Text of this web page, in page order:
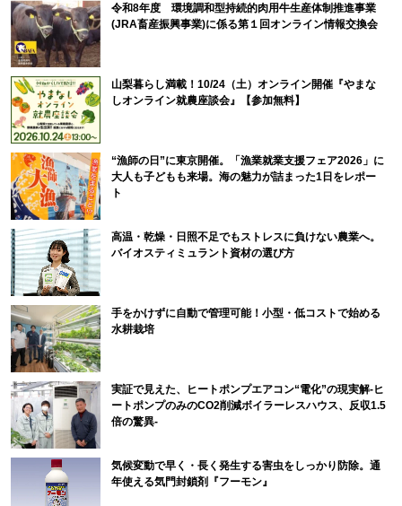
令和8年度 環境調和型持続的肉用牛生産体制推進事業
(JRA畜産振興事業)に係る第１回オンライン情報交換会
山梨暮らし満載！10/24（土）オンライン開催『やまな
しオンライン就農座談会』【参加無料】
“漁師の日”に東京開催。「漁業就業支援フェア2026」に
大人も子どもも来場。海の魅力が詰まった1日をレポー
ト
高温・乾燥・日照不足でもストレスに負けない農業へ。
バイオスティミュラント資材の選び方
手をかけずに自動で管理可能！小型・低コストで始める
水耕栽培
実証で見えた、ヒートポンプエアコン“電化”の現実解-ヒ
ートポンプのみのCO2削減ボイラーレスハウス、反収1.5
倍の驚異-
気候変動で早く・長く発生する害虫をしっかり防除。通
年使える気門封鎖剤『フーモン』